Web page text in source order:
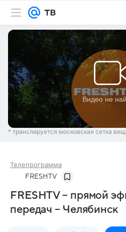
* транслируется московская сетка
Телепрограмма
FRESHTV
FRESHTV – прямой
передач – Челябинск